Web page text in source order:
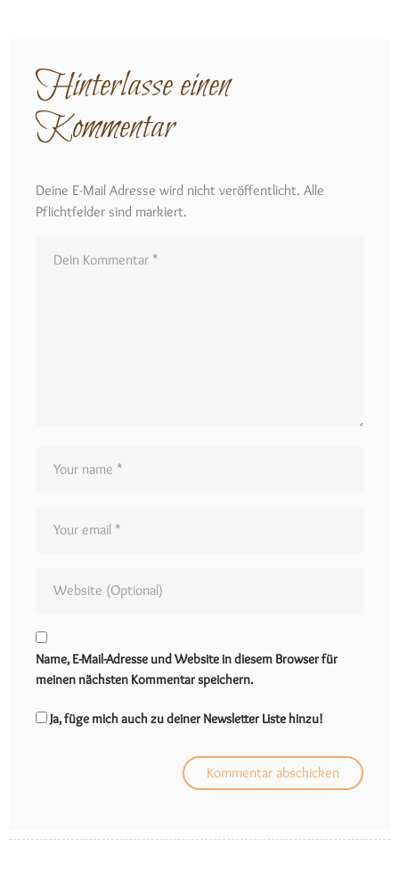
Hinterlasse einen
Kommentar
Deine E-Mail Adresse wird nicht veröffentlicht. Alle
Pflichtfelder sind markiert.
Name, E-Mail-Adresse und Website in diesem Browser für
meinen nächsten Kommentar speichern.
Ja, füge mich auch zu deiner Newsletter Liste hinzu!